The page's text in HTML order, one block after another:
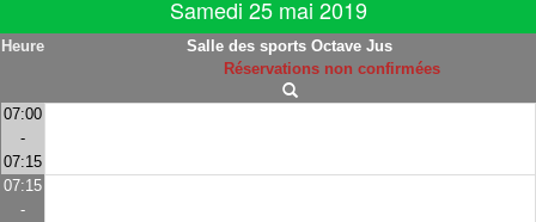
Samedi 25 mai 2019
Heure
Salle des sports Octave Jus
Réservations non confirmées
07:00
-
07:15
07:15
-